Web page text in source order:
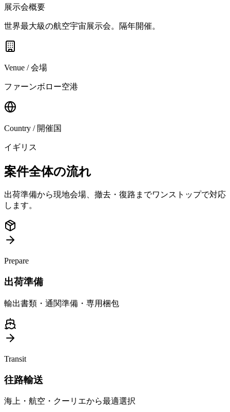
展示会概要
世界最大級の航空宇宙展示会。隔年開催。
Venue / 会場
ファーンボロー空港
Country / 開催国
イギリス
案件全体の流れ
出荷準備から現地会場、撤去・復路までワンストップで対応
します。
Prepare
出荷準備
輸出書類・通関準備・専用梱包
Transit
往路輸送
海上・航空・クーリエから最適選択